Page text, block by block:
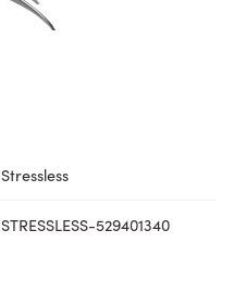
Stressless
STRESSLESS-529401340